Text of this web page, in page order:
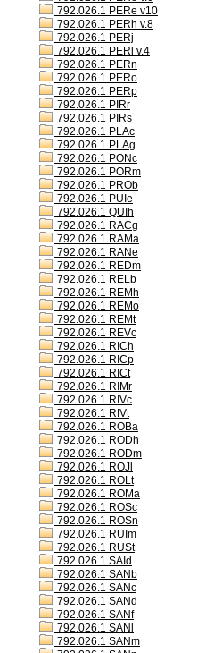
792.026.1 PERe v10
792.026.1 PERh v.8
792.026.1 PERj
792.026.1 PERl v.4
792.026.1 PERn
792.026.1 PERo
792.026.1 PERp
792.026.1 PIRr
792.026.1 PIRs
792.026.1 PLAc
792.026.1 PLAg
792.026.1 PONc
792.026.1 PORm
792.026.1 PROb
792.026.1 PUIe
792.026.1 QUIh
792.026.1 RACg
792.026.1 RAMa
792.026.1 RANe
792.026.1 REDm
792.026.1 RELb
792.026.1 REMh
792.026.1 REMo
792.026.1 REMt
792.026.1 REVc
792.026.1 RICh
792.026.1 RICp
792.026.1 RICt
792.026.1 RIMr
792.026.1 RIVc
792.026.1 RIVt
792.026.1 ROBa
792.026.1 RODh
792.026.1 RODm
792.026.1 ROJl
792.026.1 ROLt
792.026.1 ROMa
792.026.1 ROSc
792.026.1 ROSn
792.026.1 RUIm
792.026.1 RUSt
792.026.1 SAId
792.026.1 SANb
792.026.1 SANc
792.026.1 SANd
792.026.1 SANf
792.026.1 SANl
792.026.1 SANm